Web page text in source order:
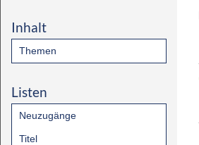
Inhalt
Themen
Listen
Neuzugänge
Titel